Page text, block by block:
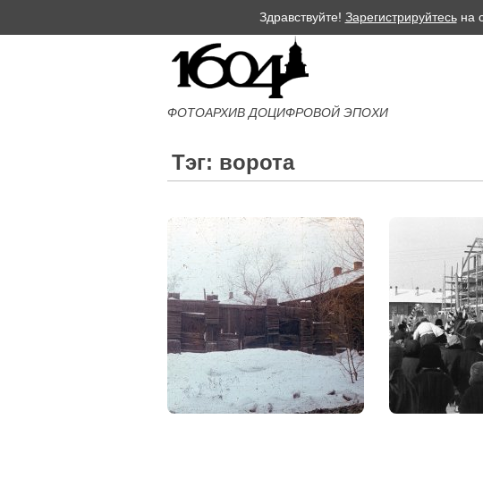
Здравствуйте! Зарегистрируйтесьна
ФОТОАРХИВ ДОЦИФРОВОЙ ЭПОХИ
Тэг: ворота